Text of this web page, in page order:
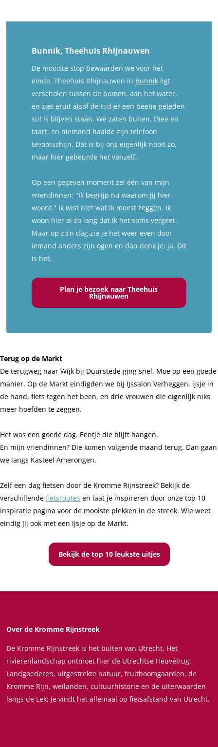
Bunnik, Theehuis Rhijnauwen
De mooiste stop bewaarden we voor het
einde. Theehuis Rhijnauwen in Bunnikligt
verscholen tussen de bomen, aan het water,
en ziet eruit alsof de tijd er een beetje geleden
stil is blijven staan. We zaten buiten, thee en
taart, en niemand haalde zijn telefoon
tevoorschijn. Dat is bij ons eigenlijk nooit zo,
maar hier gebeurde het vanzelf.
Op een gegeven moment zei één van mijn
vriendinnen: "Ik begrijp nu waarom jij hier
woont." Ik wist niet wat ik moest zeggen. Ik
woon hier al zo lang dat ik het soms vergeet.
Maar op zo'n dag zie je het weer even door
iemand anders zijn ogen en dan denk je: ja. Dit
is het.
Plan je bezoek naar Theehuis
Rhijnauwen
Terug op de Markt
De terugweg naar Wijk bij Duurstede ging snel. Moe op een goede
manier. Op de Markt eindigden we bij IJssalon Verheggen, ijsje in
de hand, fiets tegen het been, en drie vrouwen die eigenlijk niks
meer hoefden te zeggen.
Het was een goede dag. Eentje die blijft hangen.
En mijn vriendinnen? Die komen volgende maand terug. Dan gaan
we langs Kasteel Amerongen.
Zelf een dag fietsen door de Kromme Rijnstreek? Bekijk de
verschillende fietsroutes en laat je inspireren door onze top 10
inspiratie pagina voor de mooiste plekken in de streek. Wie weet
eindig jij ook met een ijsje op de Markt.
Bekijk de top 10 leukste uitjes
Over de Kromme Rijnstreek
De Kromme Rijnstreek is het buiten van Utrecht. Het
rivierenlandschap ontmoet hier de Utrechtse Heuvelrug.
Landgoederen, uitgestrekte natuur, fruitboomgaarden, de
Kromme Rijn, weilanden, cultuurhistorie en de uiterwaarden
langs de Lek; je vindt het allemaal op fietsafstand van Utrecht.